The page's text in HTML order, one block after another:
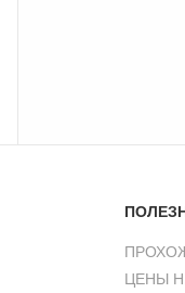
ЦЕНЫ